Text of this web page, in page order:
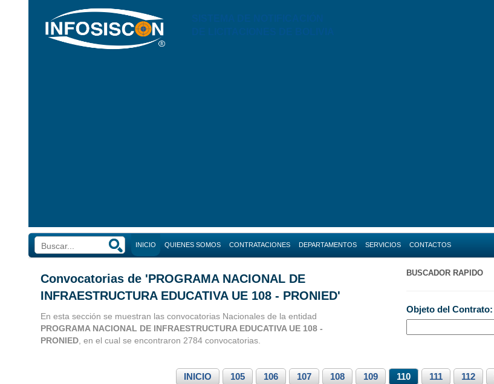
INICIO QUIENES SOMOS CONTRATACIONES
Convocatorias Nacionales
Consultorias Perú
DEPARTAMENTOS
Ancash
Apurímac
Arequipa
Cajamarca
SERVICIOS CONTACTOS
Convocatorias de 'PROGRAMA NACIONAL DE
INFRAESTRUCTURA EDUCATIVA UE 108 - PRONIED'
En esta sección se muestran las convocatorias Nacionales de la entidad
PROGRAMA NACIONAL DE INFRAESTRUCTURA EDUCATIVA UE 108 -
PRONIED , en el cual se encontraron 2784 convocatorias.
BUSCADOR RAPIDO
Objeto del Contrato:
INICIO 105 106 107 108 109 110 111 112